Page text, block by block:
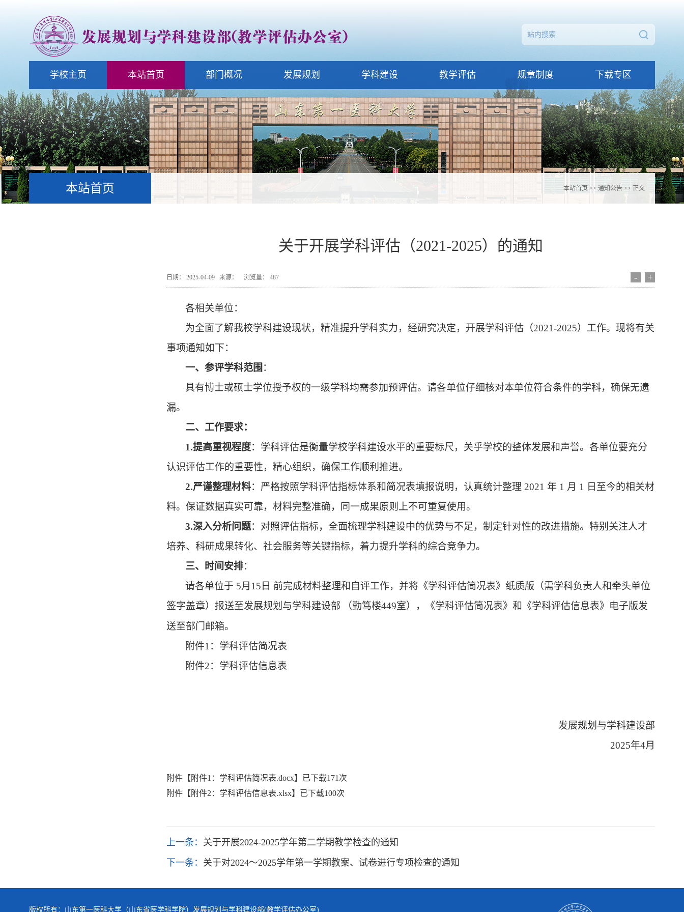
学校主页 本站首页 部门概况 发展规划 学科建设 教学评估 规章制度 下载专区
本站首页 >> 通知公告 >> 正文
本站首页
关于开展学科评估（2021-2025）的通知
日期： 2025-04-09 来源： 浏览量： 487 - +
各相关单位：
为全面了解我校学科建设现状，精准提升学科实力，经研究决定，开展学科评估（2021-2025）工作。现将有关
事项通知如下：
一、 参评学科范围 ：
具有博士或硕士学位授予权的一级学科均需参加预评估。请各单位仔细核对本单位符合条件的学科，确保无遗
漏。
二、 工作要求：
1.提高重视程度：学科评估是衡量学校学科建设水平的重要标尺，关乎学校的整体发展和声誉。各单位要充分
认识评估工作的重要性，精心组织，确保工作顺利推进。
2.严谨整理材料：严格按照学科评估指标体系和简况表填报说明，认真统计整理 2021 年 1 月 1 日至今的相关材
料。保证数据真实可靠，材料完整准确，同一成果原则上不可重复使用。
3.深入分析问题：对照评估指标，全面梳理学科建设中的优势与不足，制定针对性的改进措施。特别关注人才
培养、科研成果转化、社会服务等关键指标，着力提升学科的综合竞争力。
三、
时间安排：
请各单位于 5月15日 前完成材料整理和自评工作，并将《学科评估简况表》纸质版（需学科负责人和牵头单位
签字盖章）报送至发展规划与学科建设部 （勤笃楼449室） ，《学科评估简况表》 和《学科评估信息表》 电子版发
送至部门邮箱。
附件1：学科评估简况表
附件2：学科评估信息表
发展规划与学科建设部
2025年4月
附件【 附件1：学科评估简况表.docx】已下载171 次
附件【 附件2：学科评估信息表.xlsx】已下载100次
上一条： 关于开展2024-2025学年第二学期教学检查的通知
下一条： 关于对2024～2025学年第一学期教案、试卷进行专项检查的通知
版权所有：山东第一医科大学（山东省医学科学院）发展规划与学科建设部(教学评估办公室)